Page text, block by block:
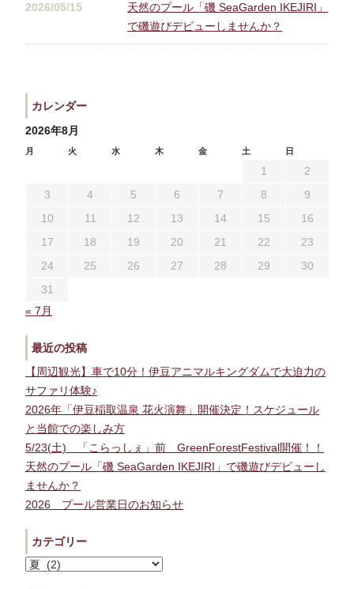
よくあるお問い合せ お問い合わせ
2026/05/15
天然のプール「磯 SeaGarden IKEJIRI」
で磯遊びデビューしませんか？
カレンダー
2026年8月
月 火 水 木 金 土 日
1
2
3
4 5 6 7 8
9
10
11 12 13 14 15
16
17
18 19 20 21 22
23
24
25 26 27 28 29
30
31
« 7月
最近の投稿
【周辺観光】車で10分！伊豆アニマルキングダムで大迫力の
サファリ体験♪
2026年「伊豆稲取温泉 花火演舞」開催決定！スケジュール
と当館での楽しみ方
5/23(土) 「こらっしぇ」前 GreenForestFestival開催！！
天然のプール「磯 SeaGarden IKEJIRI」で磯遊びデビューし
ませんか？
2026 プール営業日のお知らせ
カテゴリー
カ